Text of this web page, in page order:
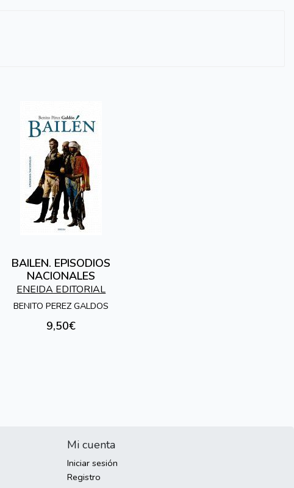
BAILEN. EPISODIOS
NACIONALES
ENEIDA EDITORIAL
BENITO PEREZ GALDOS
9,50€
Mi cuenta
Iniciar sesión
Registro